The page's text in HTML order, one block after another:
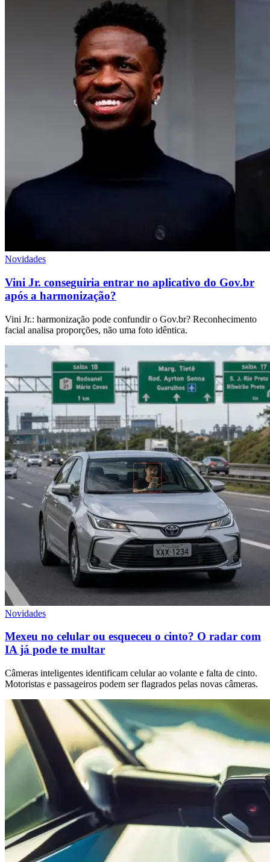
Novidades
Vini Jr. conseguiria entrar no aplicativo do Gov.br
após a harmonização?
Vini Jr.: harmonização pode confundir o Gov.br? Reconhecimento
facial analisa proporções, não uma foto idêntica.
Novidades
Mexeu no celular ou esqueceu o cinto? O radar com
IA já pode te multar
Câmeras inteligentes identificam celular ao volante e falta de cinto.
Motoristas e passageiros podem ser flagrados pelas novas câmeras.